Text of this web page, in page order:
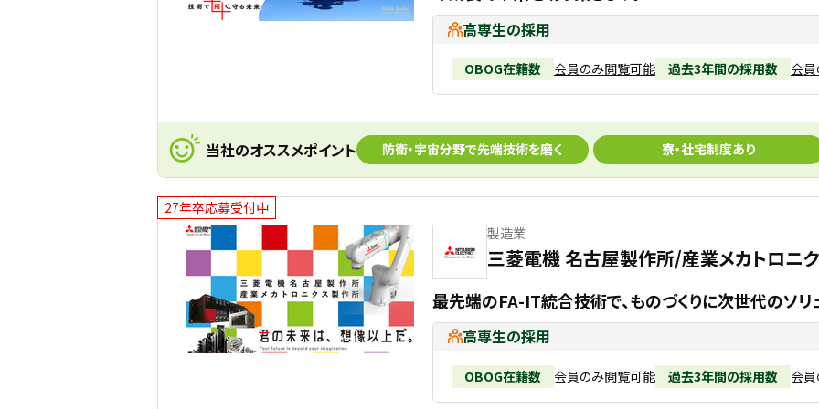
高専生の採用
OBOG在籍数 会員のみ閲覧可能 過去3年間の採用数 会
当社のオススメポイント 防衛・宇宙分野で先端技術を磨く 寮・社宅制度あり
27年卒応募受付中
製造業
三菱電機 名古屋製作所/産業メカトロニ
最先端のFA-IT統合技術で、ものづくりに次世代のソリ
高専生の採用
OBOG在籍数 会員のみ閲覧可能 過去3年間の採用数 会